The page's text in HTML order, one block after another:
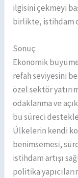
ilgisini çekmeyi
birlikte, istihdam
Sonuç
Ekonomik
refah seviyesini
özel sektör
odaklanma ve
bu süreci
Ülkelerin kendi
benimsemesi,
istihdam artışı
politika